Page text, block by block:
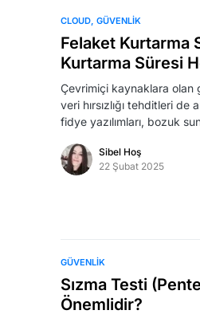
CLOUD GÜVENLIK
Felaket Kurtarma
Kurtarma Süresi
Çevrimiçi kaynaklara olan
veri hırsızlığı tehditleri de
fidye yazılımları, bozuk
Sibel Hoş
22 Şubat 2025
GÜVENLIK
Sızma Testi
Önemlidir?